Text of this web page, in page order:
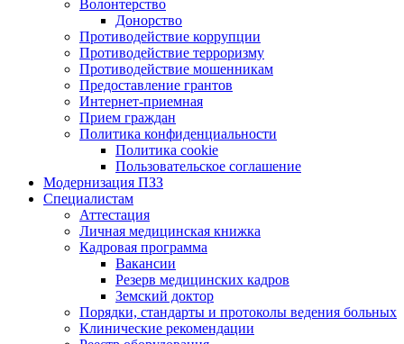
Волонтерство
Донорство
Противодействие коррупции
Противодействие терроризму
Противодействие мошенникам
Предоставление грантов
Интернет-приемная
Прием граждан
Политика конфиденциальности
Политика cookie
Пользовательское соглашение
Модернизация ПЗЗ
Специалистам
Аттестация
Личная медицинская книжка
Кадровая программа
Вакансии
Резерв медицинских кадров
Земский доктор
Порядки, стандарты и протоколы ведения больных
Клинические рекомендации